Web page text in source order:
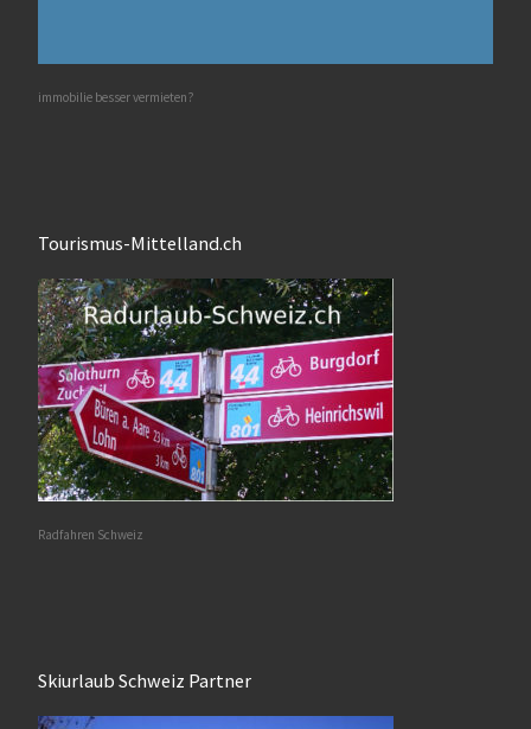
immobilie besser vermieten?
Tourismus-Mittelland.ch
Radfahren Schweiz
Skiurlaub Schweiz Partner